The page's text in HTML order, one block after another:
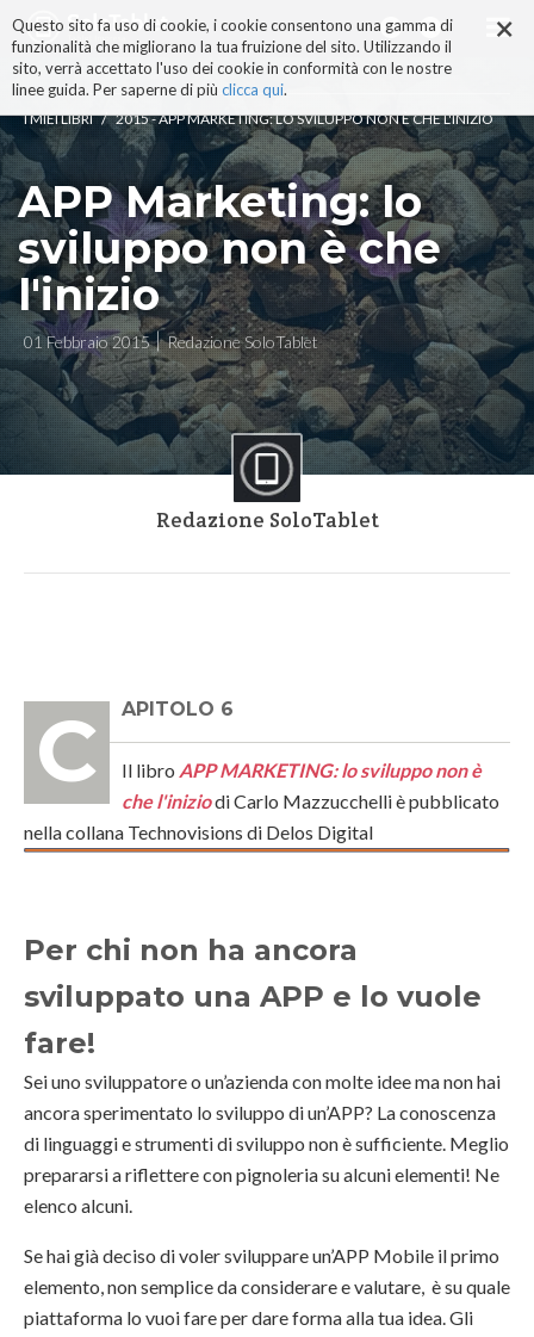
×
Questo sito fa uso di cookie, i cookie consentono una gamma di
funzionalità che migliorano la tua fruizione del sito. Utilizzando il
sito, verrà accettato l'uso dei cookie in conformità con le nostre
linee guida. Per saperne di più clicca qui.
ai
contenuti.
|
alla
navigazione
I MIEI LIBRI / 2015 - APP MARKETING: LO SVILUPPO NON È CHE L'INIZIO
APP Marketing: lo
sviluppo non è che
l'inizio
01 Febbraio 2015 Redazione SoloTablet
Redazione SoloTablet
CAPITOLO 6
Il libro APP MARKETING: lo sviluppo non è
che l'iniziodi Carlo Mazzucchelli è pubblicato
nella collana Technovisions di Delos Digital
Per chi non ha ancora
sviluppato una APP e lo vuole
fare!
Sei uno sviluppatore o un’azienda con molte idee ma non hai
ancora sperimentato lo sviluppo di un’APP? La conoscenza
di linguaggi e strumenti di sviluppo non è sufficiente. Meglio
prepararsi a riflettere con pignoleria su alcuni elementi! Ne
elenco alcuni.
Se hai già deciso di voler sviluppare un’APP Mobile il primo
elemento, non semplice da considerare e valutare, è su quale
piattaforma lo vuoi fare per dare forma alla tua idea. Gli